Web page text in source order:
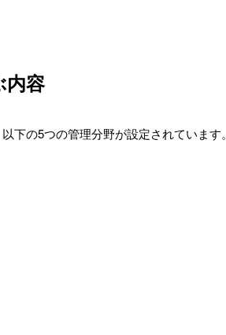
内容
下の5つの管理分野が設定されています。